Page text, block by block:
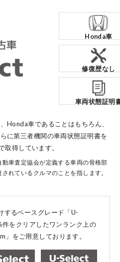
トサイト
のご予約
トサイト
Honda車
修復歴なし
車両状態証明
Honda車であることはもちろん、
に第三者機関の車両状態証明書を
取得しています。
車査定協会が定義する車両の骨格部
れているクルマのことを指します。
するベースグレード「U-
件をクリアしたワンランク上の
」をご用意しております。